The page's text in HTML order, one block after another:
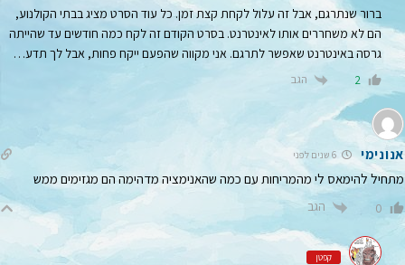
ברור שנתרגם, אבל זה עלול לקחת קצת זמן. כל עוד הסרט מציג בבתי הקולנוע,
הם לא משחררים אותו לאינטרנט. בסרט הקודם זה לקח כמה חודשים עד שהייתה
גרסה באינטרנט שאפשר לתרגם. אני מקווה שהפעם ייקח פחות, אבל לך תדע…
2 הגב
אנונימי
מתחיל להימאס לי מהמריחות עם כמה שהאנימציה מדהימה הם מגזימים ממש
0 הגב
קפטן